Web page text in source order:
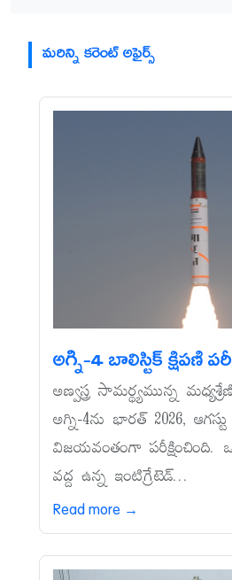
మరిన్ని కరెంట్ అఫైర్స్
అగ్ని-4 బాలిస్టిక్‌ క్షిపణి
అణ్వస్త్ర సామర్థ్యమున్న
అగ్ని-4ను భారత్‌ 2026,
విజయవంతంగా పరీక్షించింది.
వద్ద ఉన్న ఇంటిగ్రేటెడ్‌...
Read more →